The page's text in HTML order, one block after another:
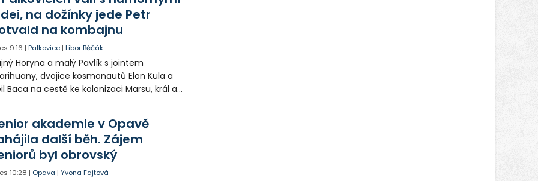
na dožínky jede Petr
na kombajnu
9:16 |Palkovice |Libor Běčák
Horyna a malý Pavlík s jointem
dvojice kosmonautů Elon Kula a
Baca na cestě ke kolonizaci Marsu, král a
a místostarosta David Kula.
akademie v Opavě
další běh. Zájem
byl obrovský
10:28 | Opava |Yvona Fajtová